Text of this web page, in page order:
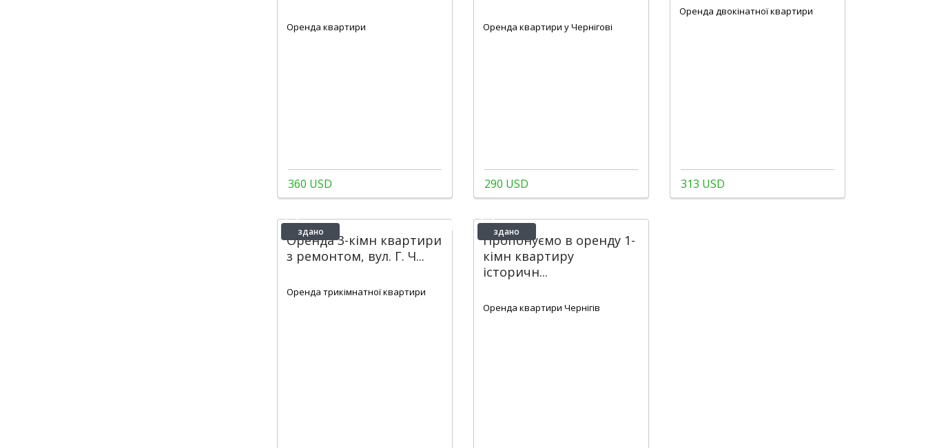
Оренда квартири
360 USD
Оренда квартири у Чернігові
290 USD
Оренда двокінатної квартири
313 USD
здано
Оренда 3-кімн квартири
з ремонтом, вул. Г. Ч...
Оренда трикімнатної квартири
здано
Пропонуємо в оренду 1-
кімн квартиру
історичн...
Оренда квартири Чернігів